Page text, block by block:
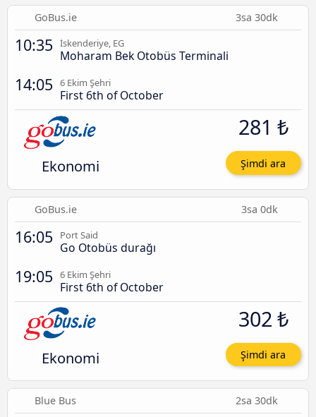
GoBus.ie 3sa 30dk
10:35 İskenderiye, EG
Moharam Bek Otobüs Terminali
14:05 6 Ekim Şehri
First 6th of October
Ekonomi
281 ₺
Şimdi ara
GoBus.ie 3sa 0dk
16:05 Port Said
Go Otobüs durağı
19:05 6 Ekim Şehri
First 6th of October
Ekonomi
302 ₺
Şimdi ara
Blue Bus 2sa 30dk